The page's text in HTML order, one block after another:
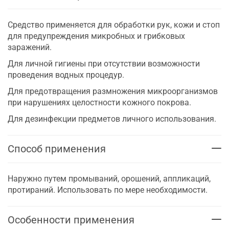
Средство применяется для обработки рук, кожи и стоп
для предупреждения микробных и грибковых
заражений.
Для личной гигиены при отсутствии возможности
проведения водных процедур.
Для предотвращения размножения микроорганизмов
при нарушениях целостности кожного покрова.
Для дезинфекции предметов личного использования.
Способ применения
Наружно путем промываний, орошений, аппликаций,
протираний. Использовать по мере необходимости.
Особенности применения